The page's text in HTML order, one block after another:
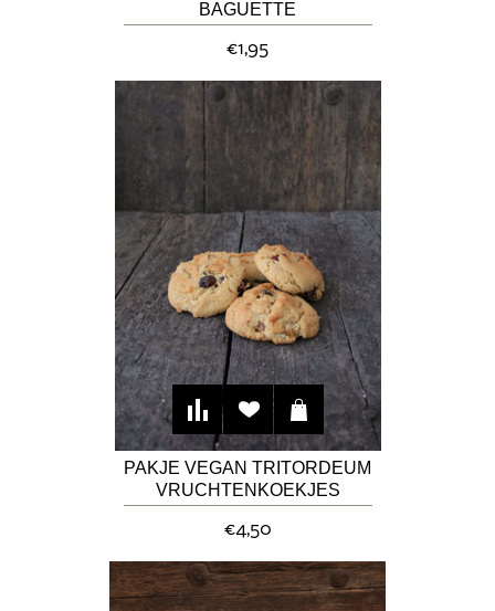
BAGUETTE
€1,95
PAKJE VEGAN TRITORDEUM
VRUCHTENKOEKJES
€4,50